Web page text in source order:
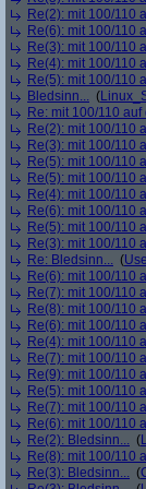
Re(2): mit 100/110
Re(6): mit 100/110
Re(3): mit 100/110
Re(4): mit 100/110
Re(5): mit 100/110
Bledsinn... (
Re: mit 100/110
Re(2): mit 100/110
Re(3): mit 100/110
Re(5): mit 100/110
Re(5): mit 100/110
Re(4): mit 100/110
Re(6): mit 100/110
Re(5): mit 100/110
Re(3): mit 100/110
Re: Bledsinn... (
Re(6): mit 100/110
Re(7): mit 100/110
Re(8): mit 100/110
Re(6): mit 100/110
Re(4): mit 100/110
Re(7): mit 100/110
Re(9): mit 100/110
Re(5): mit 100/110
Re(7): mit 100/110
Re(6): mit 100/110
Re(2): Bledsinn... (
Re(8): mit 100/110
Re(3): Bledsinn... (